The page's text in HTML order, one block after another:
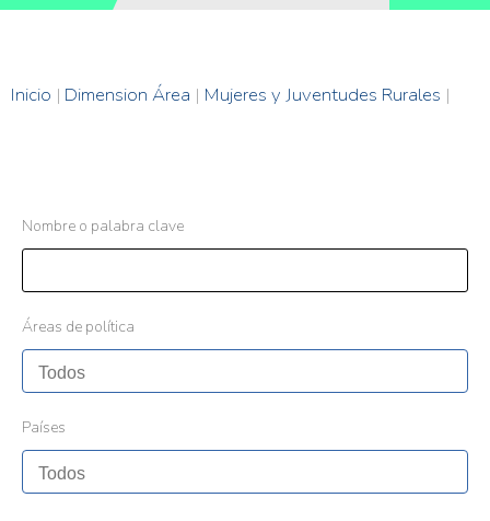
Inicio | Dimension Área | Mujeres y Juventudes Rurales |
Nombre o palabra clave
Áreas de política
Países